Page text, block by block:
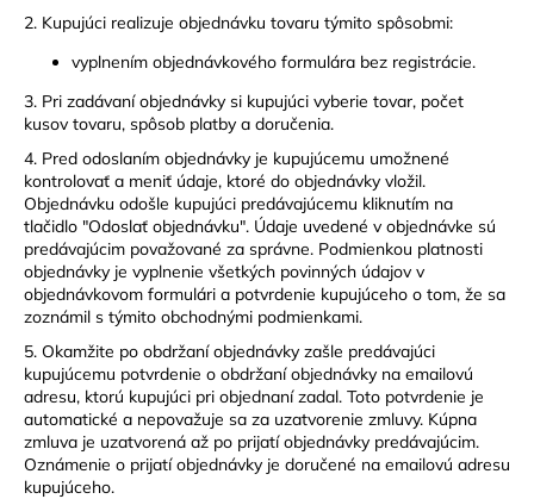
2. Kupujúci realizuje objednávku tovaru týmito spôsobmi:
vyplnením objednávkového formulára bez registrácie.
3. Pri zadávaní objednávky si kupujúci vyberie tovar, počet
kusov tovaru, spôsob platby a doručenia.
4. Pred odoslaním objednávky je kupujúcemu umožnené
kontrolovať a meniť údaje, ktoré do objednávky vložil.
Objednávku odošle kupujúci predávajúcemu kliknutím na
tlačidlo "Odoslať objednávku". Údaje uvedené v objednávke sú
predávajúcim považované za správne. Podmienkou platnosti
objednávky je vyplnenie všetkých povinných údajov v
objednávkovom formulári a potvrdenie kupujúceho o tom, že sa
zoznámil s týmito obchodnými podmienkami.
5. Okamžite po obdržaní objednávky zašle predávajúci
kupujúcemu potvrdenie o obdržaní objednávky na emailovú
adresu, ktorú kupujúci pri objednaní zadal. Toto potvrdenie je
automatické a nepovažuje sa za uzatvorenie zmluvy. Kúpna
zmluva je uzatvorená až po prijatí objednávky predávajúcim.
Oznámenie o prijatí objednávky je doručené na emailovú adresu
kupujúceho.